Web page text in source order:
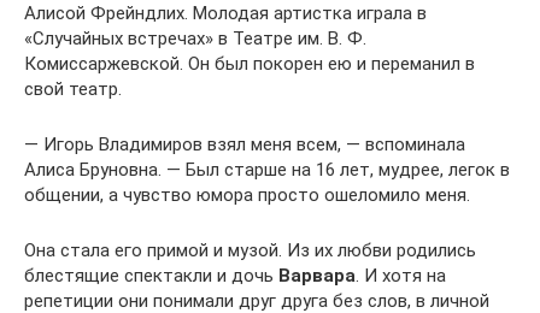
Алисой Фрейндлих. Молодая артистка играла в
«Случайных встречах» в Театре им. В. Ф.
Комиссаржевской. Он был покорен ею и переманил в
свой театр.
— Игорь Владимиров взял меня всем, — вспоминала
Алиса Бруновна. — Был старше на 16 лет, мудрее, легок в
общении, а чувство юмора просто ошеломило меня.
Она стала его примой и музой. Из их любви родились
блестящие спектакли и дочь Варвара . И хотя на
репетиции они понимали друг друга без слов, в личной